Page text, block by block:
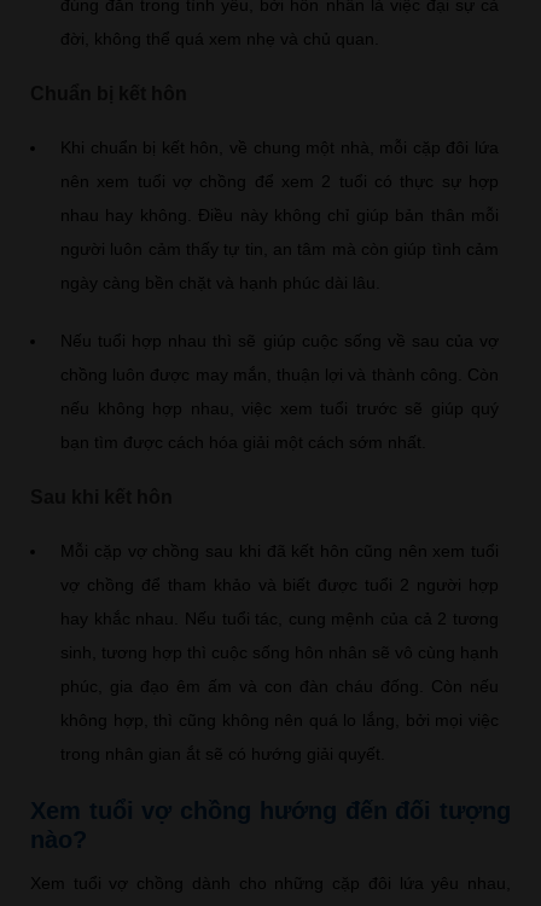
đúng đắn trong tình yêu, bởi hôn nhân là việc đại sự cả
đời, không thể quá xem nhẹ và chủ quan.
Khi chuẩn bị kết hôn, về chung một nhà, mỗi cặp đôi lứa
nên xem tuổi vợ chồng để xem 2 tuổi có thực sự hợp
nhau hay không. Điều này không chỉ giúp bản thân mỗi
người luôn cảm thấy tự tin, an tâm mà còn giúp tình cảm
ngày càng bền chặt và hạnh phúc dài lâu.
Nếu tuổi hợp nhau thì sẽ giúp cuộc sống về sau của vợ
chồng luôn được may mắn, thuận lợi và thành công. Còn
nếu không hợp nhau, việc xem tuổi trước sẽ giúp quý
bạn tìm được cách hóa giải một cách sớm nhất.
Mỗi cặp vợ chồng sau khi đã kết hôn cũng nên xem tuổi
vợ chồng để tham khảo và biết được tuổi 2 người hợp
hay khắc nhau. Nếu tuổi tác, cung mệnh của cả 2 tương
sinh, tương hợp thì cuộc sống hôn nhân sẽ vô cùng hạnh
phúc, gia đạo êm ấm và con đàn cháu đống. Còn nếu
không hợp, thì cũng không nên quá lo lắng, bởi mọi việc
trong nhân gian ắt sẽ có hướng giải quyết.
Xem tuổi vợ chồng hướng đến đối tượng
nào?
Xem tuổi vợ chồng dành cho những cặp đôi lứa yêu nhau,